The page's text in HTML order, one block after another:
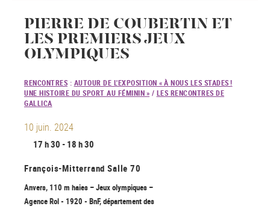
PIERRE DE COUBERTIN ET
LES PREMIERS JEUX
OLYMPIQUES
RENCONTRES : AUTOUR DE L'EXPOSITION « À NOUS LES STADES !
UNE HISTOIRE DU SPORT AU FÉMININ » / LES RENCONTRES DE
GALLICA
10 juin. 2024
17 h 30 - 18 h 30
François-Mitterrand Salle 70
Anvers, 110 m haies – Jeux olympiques –
Agence Rol - 1920 - BnF, département des